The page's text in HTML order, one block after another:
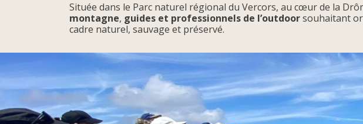
Située dans le Parc naturel régional du Vercors, au cœur de la
montagne, guides et professionnels de l’outdoorsouhaitant
cadre naturel, sauvage et préservé.